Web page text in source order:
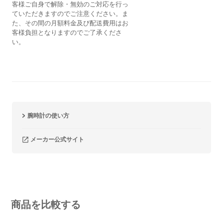
客様ご自身で解除・無効のご対応を行っ
ていただきますのでご注意ください。ま
た、その間の月額料金及び配送費用はお
客様負担となりますのでご了承くださ
い。
腕時計の使い方
メーカー公式サイト
商品を比較する